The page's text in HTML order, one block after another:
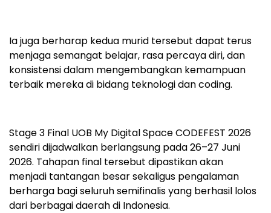
Ia juga berharap kedua murid tersebut dapat terus
menjaga semangat belajar, rasa percaya diri, dan
konsistensi dalam mengembangkan kemampuan
terbaik mereka di bidang teknologi dan coding.
Stage 3 Final UOB My Digital Space CODEFEST 2026
sendiri dijadwalkan berlangsung pada 26–27 Juni
2026. Tahapan final tersebut dipastikan akan
menjadi tantangan besar sekaligus pengalaman
berharga bagi seluruh semifinalis yang berhasil lolos
dari berbagai daerah di Indonesia.